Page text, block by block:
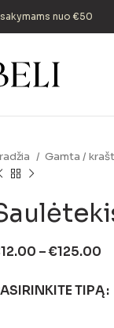
nuo €50
Gamta /
12.00 –€125.00
TIPĄ